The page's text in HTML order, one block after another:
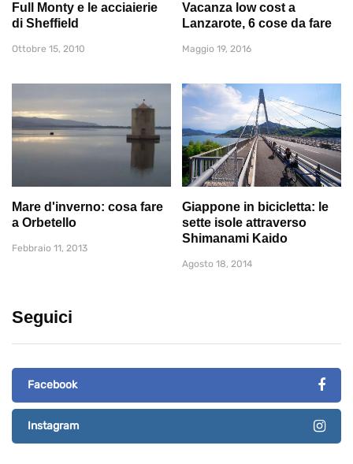
Full Monty e le acciaierie
di Sheffield
Ottobre 15, 2010
Vacanza low cost a
Lanzarote, 6 cose da fare
Maggio 19, 2016
Mare d'inverno: cosa fare
a Orbetello
Febbraio 11, 2013
Giappone in bicicletta: le
sette isole attraverso
Shimanami Kaido
Agosto 18, 2014
Seguici
Facebook
Instagram